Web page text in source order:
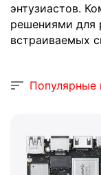
энтузиастов.
решениями для
встраиваемых